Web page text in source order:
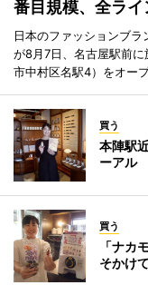
番目規模、全ライ
日本のファッションブ
が8月7日、名古屋駅前
市中村区名駅4）をオープ
買う
本陣駅
ーアル
買う
「ナカ
そかけ